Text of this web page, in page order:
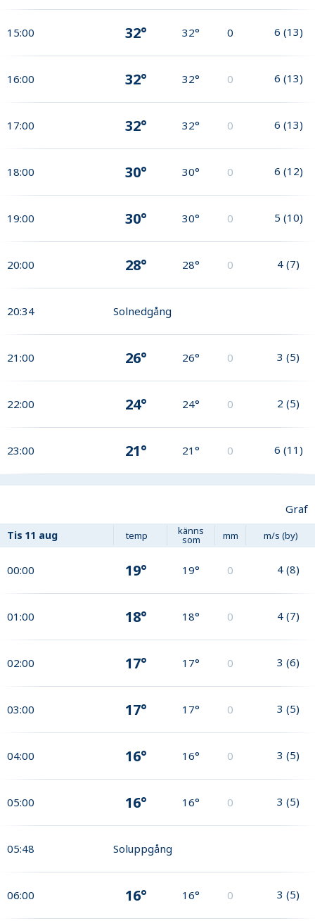
15:00 32° 32° 0 6 (13)
16:00 32° 32° 0 6 (13)
17:00 32° 32° 0 6 (13)
18:00 30° 30° 0 6 (12)
19:00 30° 30° 0 5 (10)
20:00 28° 28° 0 4 (7)
20:34 Solnedgång
21:00 26° 26° 0 3 (5)
22:00 24° 24° 0 2 (5)
23:00 21° 21° 0 6 (11)
Graf
Tis 11 aug temp känns
som mm m/s (by)
00:00 19° 19° 0 4 (8)
01:00 18° 18° 0 4 (7)
02:00 17° 17° 0 3 (6)
03:00 17° 17° 0 3 (5)
04:00 16° 16° 0 3 (5)
05:00 16° 16° 0 3 (5)
05:48 Soluppgång
06:00 16° 16° 0 3 (5)